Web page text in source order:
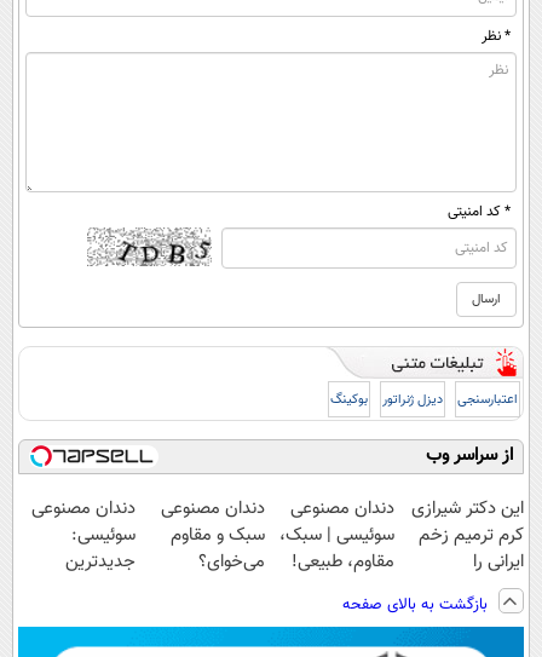
* نظر
* کد امنیتی
اعتبارسنجی دیزل ژنراتور بوکینگ
از سراسر وب
این دکتر شیرازی
کرم ترمیم زخم
ایرانی را
ساخت!!!
دندان مصنوعی
سوئیسی | سبک،
مقاوم، طبیعی!
رایگان+پرداخت
اقساطی😍
دندان مصنوعی
سبک و مقاوم
می‌خوای؟
📍تهران
دندان مصنوعی
سوئیسی:
جدیدترین
پرداخت قسطی
بازگشت به بالای صفحه